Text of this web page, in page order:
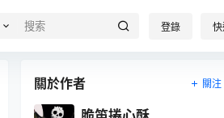
登錄
關於作者 關注